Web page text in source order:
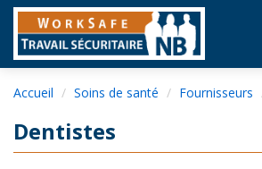
Accueil Soins de santé Fournisseurs
Dentistes